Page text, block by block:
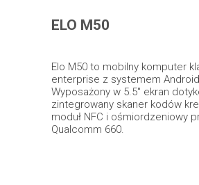
ELO M50
Elo M50 to mobilny komputer
enterprise z systemem Android.
Wyposażony w 5.5" ekran
zintegrowany skaner kodów
moduł NFC i ośmiordzeniowy
Qualcomm 660.